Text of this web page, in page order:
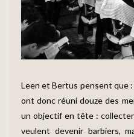
Leen et Bertus pensent que :
ont donc réuni douze des
un objectif en tête :
veulent devenir barbiers,